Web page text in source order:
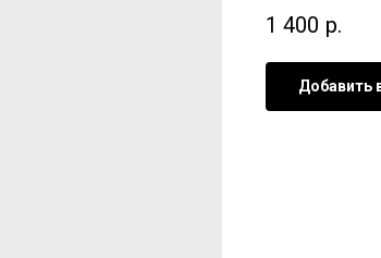
1 400 р.
Добавить